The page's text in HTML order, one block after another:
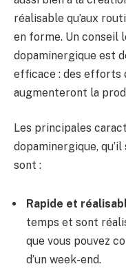
réalisable qu’aux
en forme. Un conseil
dopaminergique est
efficace : des efforts
augmenteront la
Les principales
dopaminergique,
sont :
Rapide et
temps et sont
que vous pouvez
d’un week-end.